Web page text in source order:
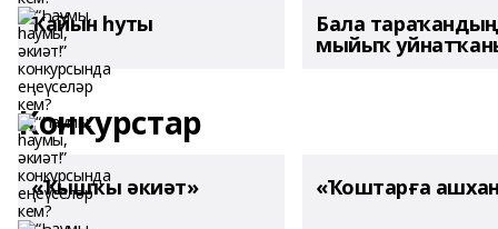
Ҡайын һуты Бала тараҡандың
мыйыҡ
Конкурстар
«Ҡышҡы әкиәт» «Ҡоштарға